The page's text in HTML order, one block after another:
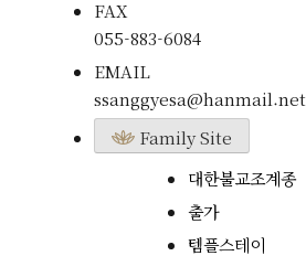
FAX
055-883-6084
EMAIL
ssanggyesa@hanmail.net
Family Site
대한불교조계종
출가
템플스테이